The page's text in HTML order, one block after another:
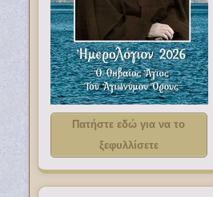
Πατήστε εδώ για να το
ξεφυλλίσετε